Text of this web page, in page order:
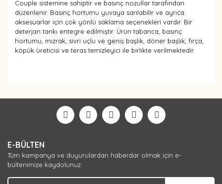
Couple sistemine sahiptir ve basınç nozullar tarafından
düzenlenir. Basınç hortumu yuvaya sarılabilir ve ayrıca
aksesuarlar için çok yönlü saklama seçenekleri vardır. Bir
deterjan tankı entegre edilmiştir. Ürün tabanca, basınç
hortumu, mızrak, sivri uçlu ve geniş başlık, döner başlık, fırça,
köpük üreticisi ve teras temizleyici ile birlikte verilmektedir.
Yorum Yaz
E-BÜLTEN
Tüm kampanya ve duyurulardan haberdar olmak için e-
bültenimize kaydolunuz.